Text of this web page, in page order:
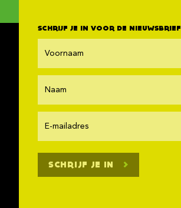
SCHRIJF JE IN VOOR DE NIEUWSBRIEF
SCHRIJF JE IN